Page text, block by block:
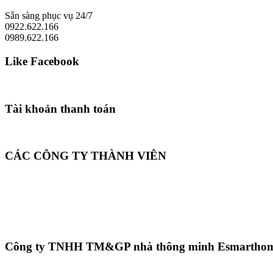
Sẵn sàng phục vụ 24/7
0922.622.166
0989.622.166
Like Facebook
Tài khoản thanh toán
CÁC CÔNG TY THÀNH VIÊN
Công ty TNHH TM&GP nhà thông minh